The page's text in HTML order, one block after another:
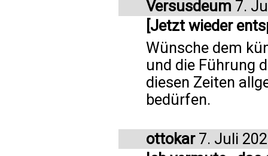
Versusdeum 7.
[Jetzt wieder
Wünsche dem
und die Führung
diesen Zeiten
bedürfen.
ottokar7. Juli